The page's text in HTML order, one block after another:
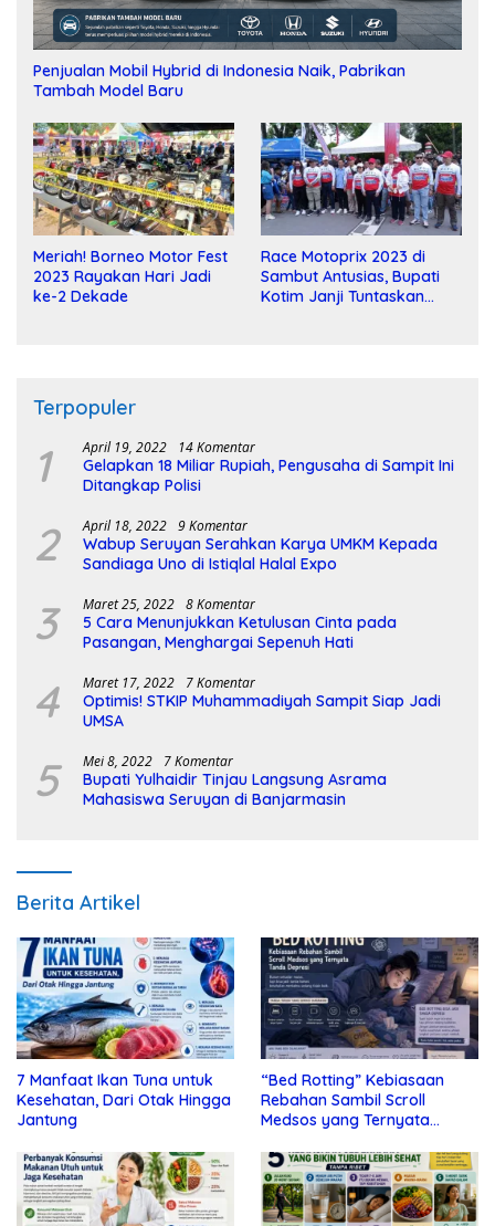
Penjualan Mobil Hybrid di Indonesia Naik, Pabrikan
Tambah Model Baru
Meriah! Borneo Motor Fest
2023 Rayakan Hari Jadi
ke-2 Dekade
Race Motoprix 2023 di
Sambut Antusias, Bupati
Kotim Janji Tuntaskan
Terpopuler
1 April 19, 2022 14 Komentar
Gelapkan 18 Miliar Rupiah, Pengusaha di Sampit Ini
Ditangkap Polisi
2 April 18, 2022 9 Komentar
Wabup Seruyan Serahkan Karya UMKM Kepada
Sandiaga Uno di Istiqlal Halal Expo
3 Maret 25, 2022 8 Komentar
5 Cara Menunjukkan Ketulusan Cinta pada
Pasangan, Menghargai Sepenuh Hati
4 Maret 17, 2022 7 Komentar
Optimis! STKIP Muhammadiyah Sampit Siap Jadi
UMSA
5 Mei 8, 2022 7 Komentar
Bupati Yulhaidir Tinjau Langsung Asrama
Mahasiswa Seruyan di Banjarmasin
Berita Artikel
7 Manfaat Ikan Tuna untuk
Kesehatan, Dari Otak Hingga
Jantung
“Bed Rotting” Kebiasaan
Rebahan Sambil Scroll
Medsos yang Ternyata